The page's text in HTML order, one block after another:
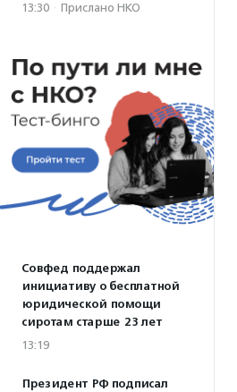
13:30 · Прислано НКО
Совфед поддержал
инициативу о бесплатной
юридической помощи
сиротам старше 23 лет
13:19
Президент РФ подписал